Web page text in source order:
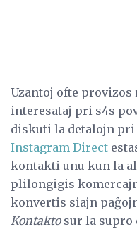
Uzantoj ofte
interesataj pri s4s
diskuti la detalojn
Instagram Direct
kontakti unu kun la
plilongigis
konvertis siajn
Kontaktosur la supro